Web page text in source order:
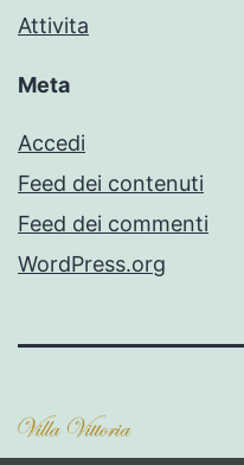
Attivita
Meta
Accedi
Feed dei contenuti
Feed dei commenti
WordPress.org